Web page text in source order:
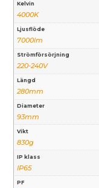
Kelvin
4000K
Ljusflöde
7000lm
Strömförsörjning
220-240V
Längd
280mm
Diameter
93mm
Vikt
830g
IP klass
IP65
PF